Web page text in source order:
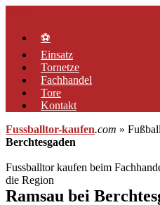
springen⚽
Einsatz
Tornetze
Fachhandel
Tore
Kontakt
Fussballtor-kaufen.com »
Berchtesgaden
Fussballtor kaufen beim
die Region
Ramsau bei